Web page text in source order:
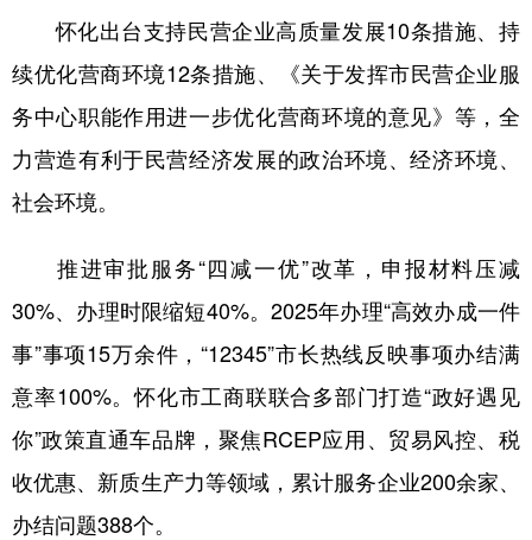
怀化出台支持民营企业高质量发展10条措施、持
续优化营商环境12条措施、《关于发挥市民营企业服
务中心职能作用进一步优化营商环境的意见》等，全
力营造有利于民营经济发展的政治环境、经济环境、
社会环境。
推进审批服务“四减一优”改革，申报材料压减
30%、办理时限缩短40%。2025年办理“高效办成一件
事”事项15万余件，“12345”市长热线反映事项办结满
意率100%。怀化市工商联联合多部门打造“政好遇见
你”政策直通车品牌，聚焦RCEP应用、贸易风控、税
收优惠、新质生产力等领域，累计服务企业200余家、
办结问题388个。